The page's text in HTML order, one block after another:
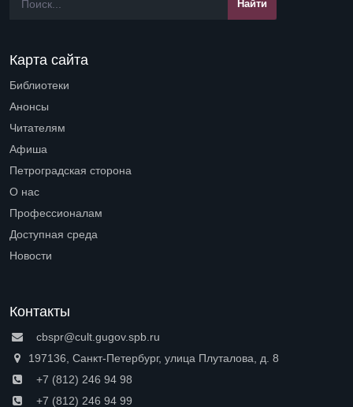
Карта сайта
Библиотеки
Анонсы
Читателям
Афиша
Петроградская сторона
О нас
Профессионалам
Доступная среда
Новости
Контакты
cbspr@cult.gugov.spb.ru
197136, Санкт-Петербург, улица Плуталова, д. 8
+7 (812) 246 94 98
+7 (812) 246 94 99